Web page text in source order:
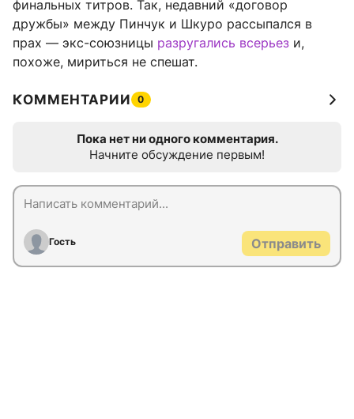
финальных титров. Так, недавний «договор
дружбы» между Пинчук и Шкуро рассыпался в
прах — экс-союзницы разругались всерьез и,
похоже, мириться не спешат.
КОММЕНТАРИИ 0
Пока нет ни одного комментария.
Начните обсуждение первым!
Гость Отправить